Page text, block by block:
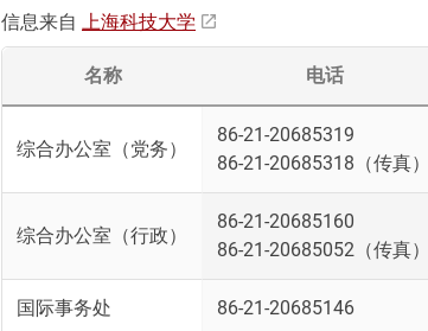
信息来自 上海科技大学
名称 电话
综合办公室（党务）
86-21-20685319
86-21-20685318（传真）
综合办公室（行政）
86-21-20685160
86-21-20685052（传真）
国际事务处 86-21-20685146